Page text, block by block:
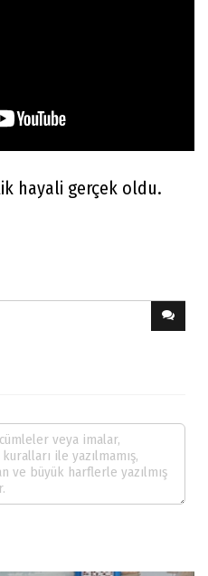
hayali gerçek oldu.